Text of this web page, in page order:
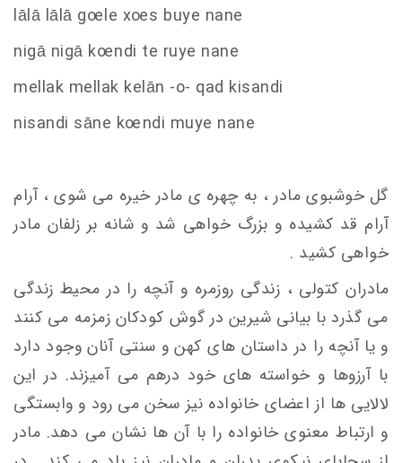
lālā lālā goele xoes buye nane
nigā nigā koendi te ruye nane
mellak mellak kelān -o- qad kisandi
nisandi sāne koendi muye nane
گل خوشبوی مادر ، به چهره ی مادر خیره می شوی ، آرام
آرام قد کشیده و بزرگ خواهی شد و شانه بر زلفان مادر
خواهی کشید .
مادران کتولی ، زندگی روزمره و آنچه را در محیط زندگی
می گذرد با بیانی شیرین در گوش کودکان زمزمه می کنند
و یا آنچه را در داستان های کهن و سنتی آنان وجود دارد
با آرزوها و خواسته های خود درهم می آمیزند. در این
لالایی ها از اعضای خانواده نیز سخن می رود و وابستگی
و ارتباط معنوی خانواده را با آن ها نشان می دهد. مادر